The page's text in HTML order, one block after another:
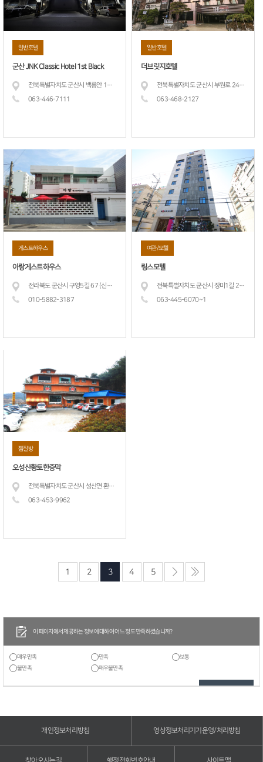
일반호텔
군산 JNK Classic Hotel 1st Black
전북특별자치도 군산시 백릉안 1길 17 (경장동)
063-446-7111
일반호텔
더브릿지호텔
전북특별자치도 군산시 부원로 24 (나운동)
063-468-2127
게스트하우스
아랑게스트하우스
전라북도 군산시 구영5길 67 (신창동) 아랑게스트하우스
010-5882-3187
여관/모텔
링스모텔
전북특별자치도 군산시 장미1길 23 (장미동) 링스모텔
063-445-6070~1
찜질방
오성산황토한증막
전북특별자치도 군산시 성산면 환동길 27
063-453-9962
1 2 3 4 5
이 페이지에서 제공하는 정보에 대하여 어느 정도 만족하셨습니까?
매우만족 만족
보통
불만족
매우불만족
개인정보처리방침 영상정보처리기기운영/처리방침